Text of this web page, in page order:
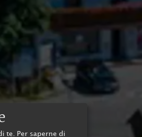
Camere
te. Per saperne di